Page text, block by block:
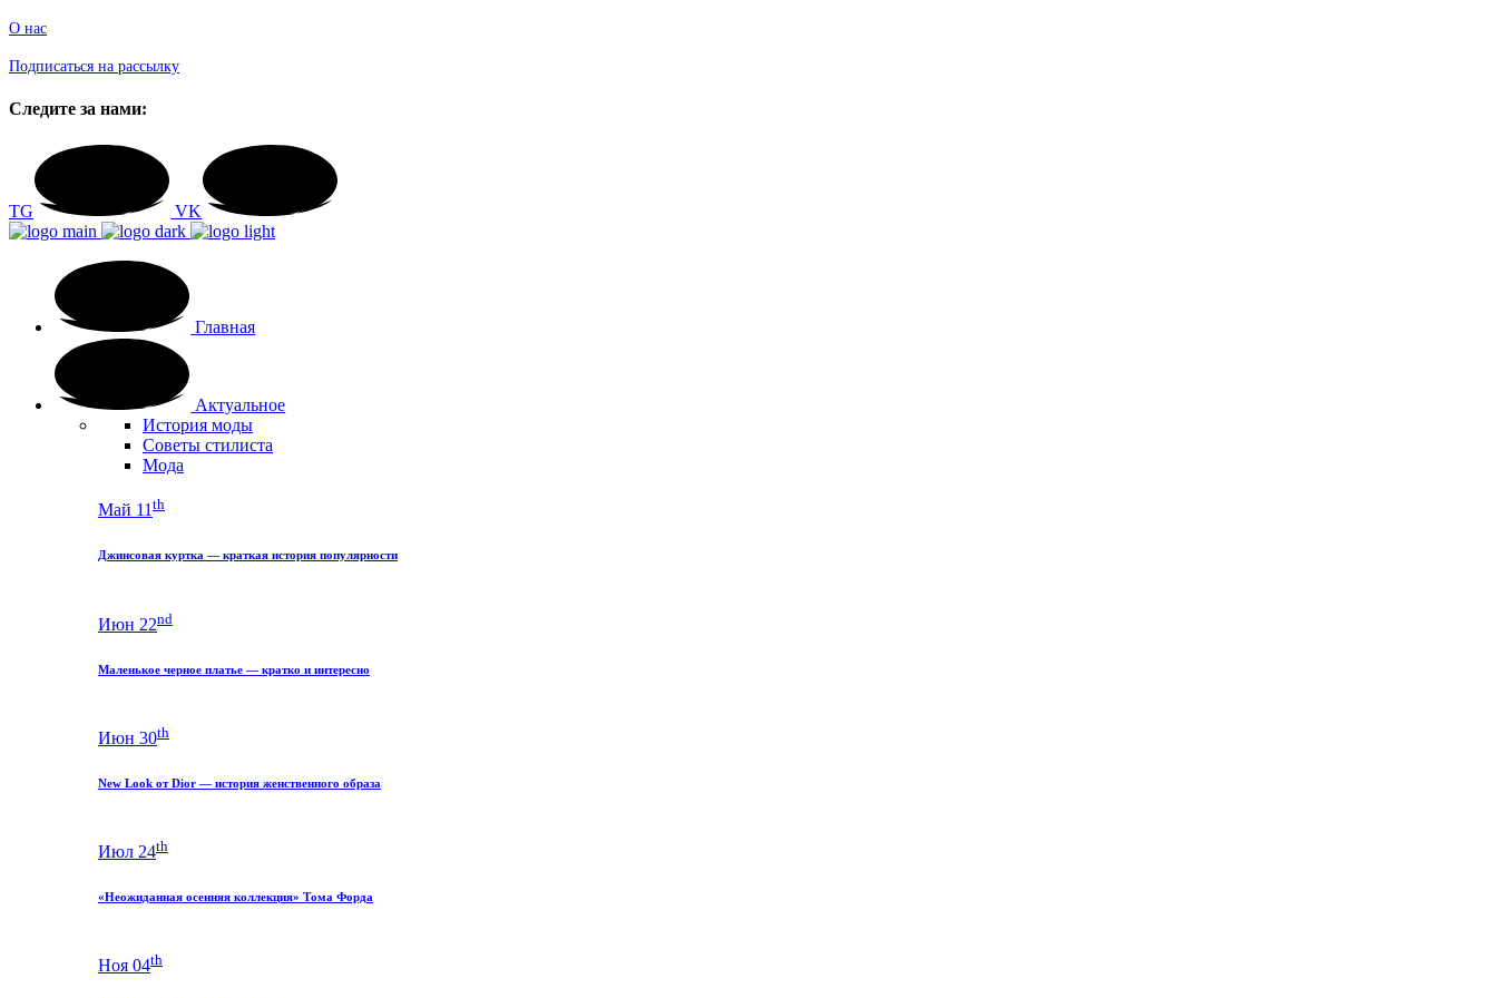
О нас
Подписаться на рассылку
Следите за нами:
TG VK
Главная
Актуальное
История моды
Советы стилиста
Мода
Май 11th
Джинсовая куртка — краткая история популярности
Июн 22nd
Маленькое черное платье — кратко и интересно
Июн 30th
New Look от Dior — история женственного образа
Июл 24th
«Неожиданная осенняя коллекция» Тома Форда
Ноя 04th